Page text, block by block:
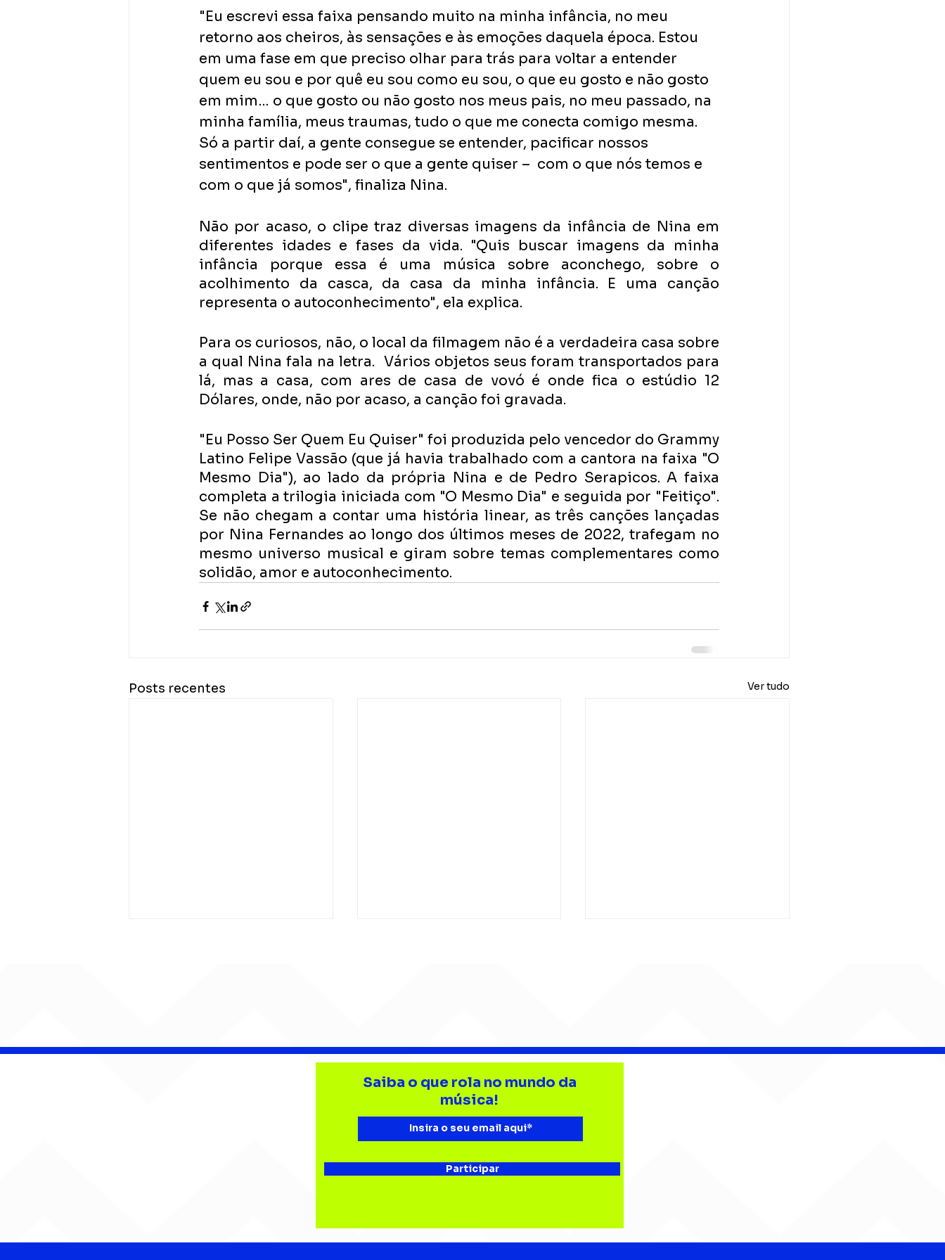
"Eu escrevi essa faixa pensando muito na minha infância, no meu
retorno aos cheiros, às sensações e às emoções daquela época. Estou
em uma fase em que preciso olhar para trás para voltar a entender
quem eu sou e por quê eu sou como eu sou, o que eu gosto e não gosto
em mim… o que gosto ou não gosto nos meus pais, no meu passado, na
minha família, meus traumas, tudo o que me conecta comigo mesma.
Só a partir daí, a gente consegue se entender, pacificar nossos
sentimentos e pode ser o que a gente quiser –  com o que nós temos e
com o que já somos", finaliza Nina.
Não por acaso, o clipe traz diversas imagens da infância de Nina em
diferentes idades e fases da vida. "Quis buscar imagens da minha
infância porque essa é uma música sobre aconchego, sobre o
acolhimento da casca, da casa da minha infância. E uma canção
representa o autoconhecimento", ela explica.
Para os curiosos, não, o local da filmagem não é a verdadeira casa sobre
a qual Nina fala na letra.  Vários objetos seus foram transportados para
lá, mas a casa, com ares de casa de vovó é onde fica o estúdio 12
Dólares, onde, não por acaso, a canção foi gravada.
"Eu Posso Ser Quem Eu Quiser" foi produzida pelo vencedor do Grammy
Latino Felipe Vassão (que já havia trabalhado com a cantora na faixa "O
Mesmo Dia"), ao lado da própria Nina e de Pedro Serapicos. A faixa
completa a trilogia iniciada com "O Mesmo Dia" e seguida por "Feitiço".
Se não chegam a contar uma história linear, as três canções lançadas
por Nina Fernandes ao longo dos últimos meses de 2022, trafegam no
mesmo universo musical e giram sobre temas complementares como
solidão, amor e autoconhecimento.
Posts recentes Ver tudo
CHAMELEO acerta as
Barão Vermelho reúne
show em Ribeirão Preto
Bebé Pacheco e Ubandu
Saiba o que rola no mundo da
música!
Participar